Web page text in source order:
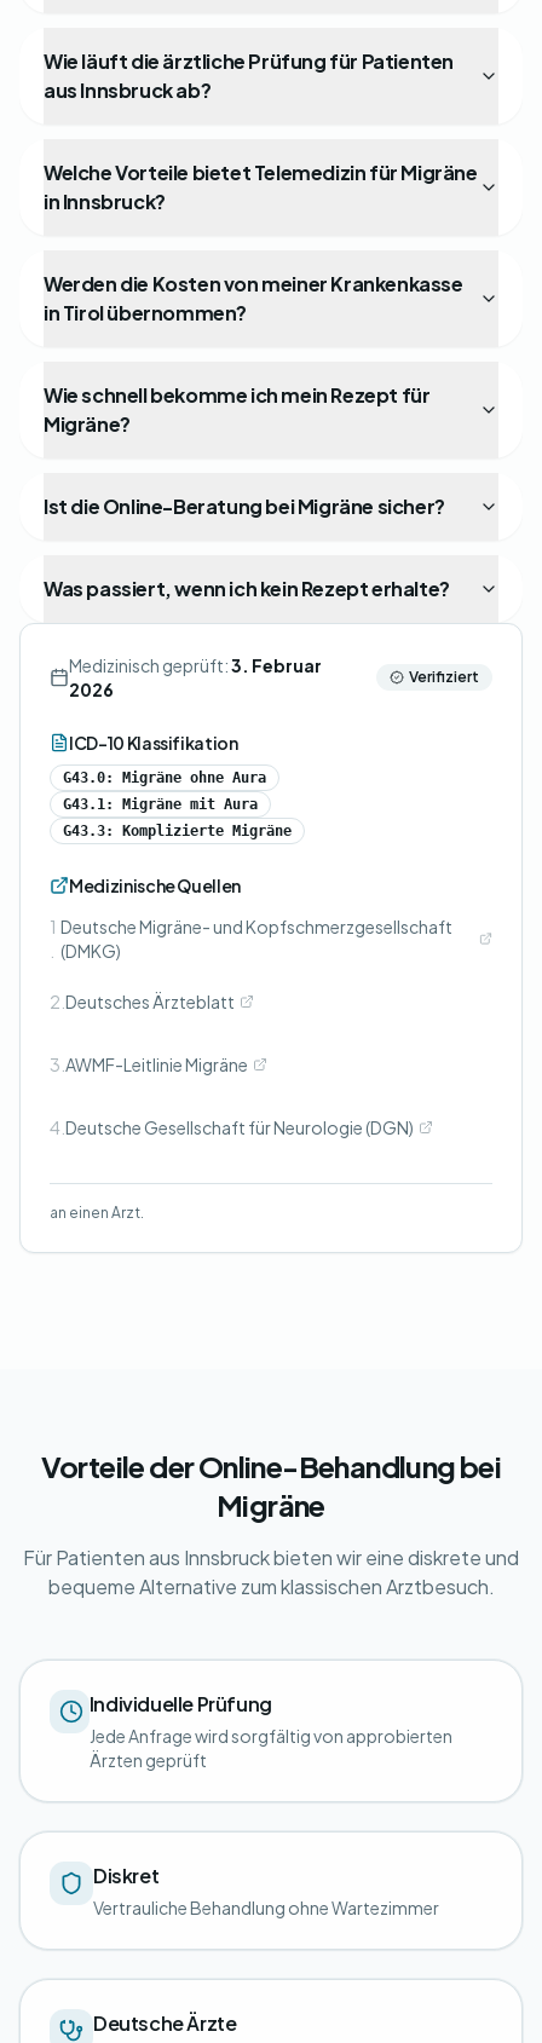
Wie läuft die ärztliche Prüfung für Patienten
aus Innsbruck ab?
Welche Vorteile bietet Telemedizin für Migräne
in Innsbruck?
Werden die Kosten von meiner Krankenkasse
in Tirol übernommen?
Wie schnell bekomme ich mein Rezept für
Migräne?
Ist die Online-Beratung bei Migräne sicher?
Was passiert, wenn ich kein Rezept erhalte?
Medizinisch geprüft:3. Februar
2026
Verifiziert
ICD-10 Klassifikation
G43.0: Migräne ohne Aura
G43.1: Migräne mit Aura
G43.3: Komplizierte Migräne
Medizinische Quellen
1 Deutsche Migräne- und Kopfschmerzgesellschaft
(DMKG)
2. Deutsches Ärzteblatt
3. AWMF-Leitlinie Migräne
4. Deutsche Gesellschaft für Neurologie (DGN)
an einen Arzt.
Vorteile der Online-Behandlung bei
Migräne
Für Patienten aus Innsbruck bieten wir eine diskrete und
bequeme Alternative zum klassischen Arztbesuch.
Individuelle Prüfung
Jede Anfrage wird sorgfältig von approbierten
Ärzten geprüft
Diskret
Vertrauliche Behandlung ohne Wartezimmer
Deutsche Ärzte